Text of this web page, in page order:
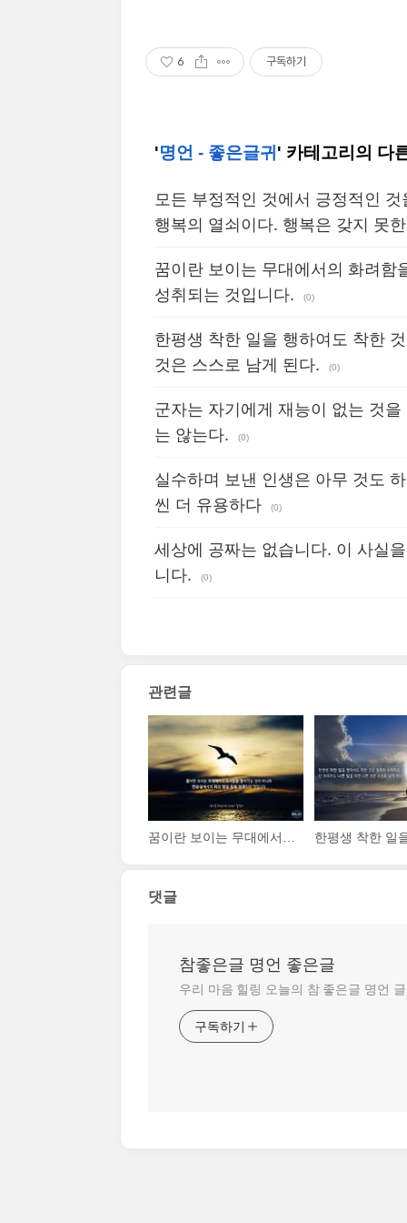
6 구독하기
'명언 - 좋은글귀 ' 카테고리의 다
모든 부정적인 것에서 긍정적인
행복의 열쇠이다. 행복은 갖지 못
꿈이란 보이는 무대에서의 화려함
성취되는 것입니다.
(0)
한평생 착한 일을 행하여도 착한
것은 스스로 남게 된다.
(0)
군자는 자기에게 재능이 없는 것
는 않는다.
(0)
실수하며 보낸 인생은 아무 것도
씬 더 유용하다
(0)
세상에 공짜는 없습니다. 이 사실
니다.
(0)
관련글
꿈이란 보이는 무대에서의 화려함을 쫓아가는 것이 아니라, 연습실에서의 피와 땀을 통해 성취되는 것입니다.
댓글
참좋은글 명언 좋은글
우리 마음 힐링 오늘의 참 좋은글 명언
구독하기